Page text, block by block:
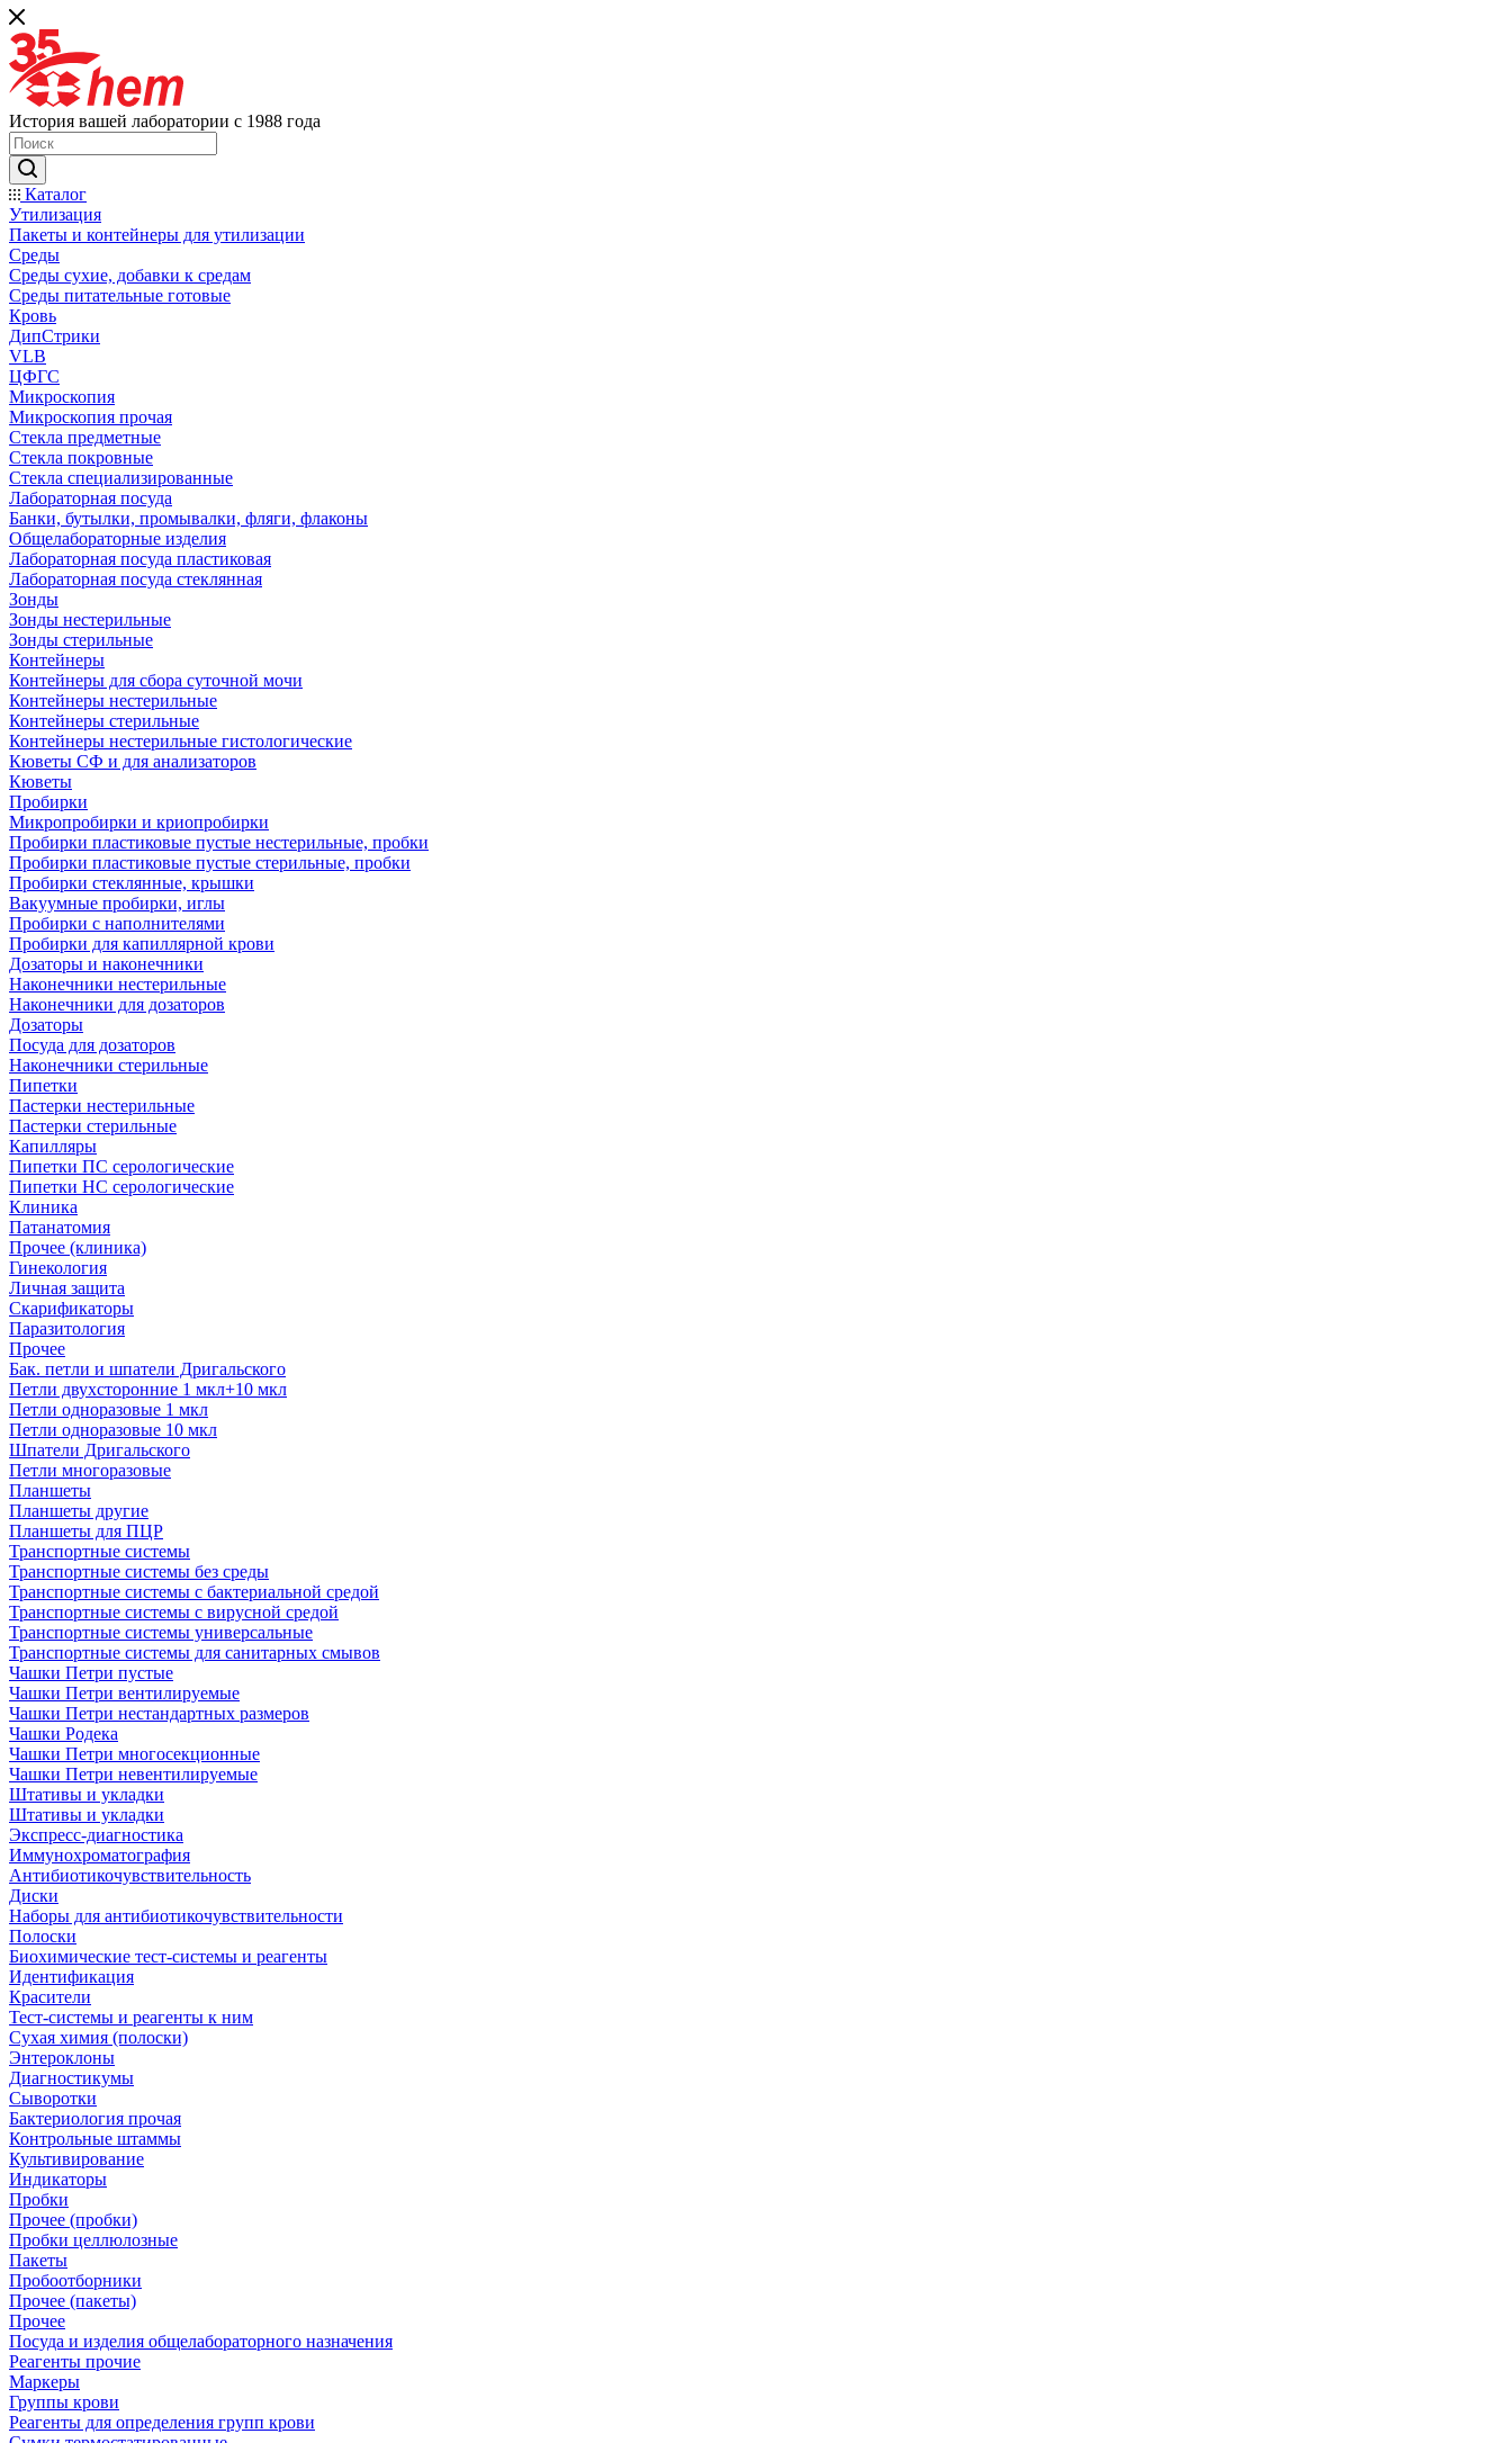
История вашей лаборатории с 1988 года
Каталог
Утилизация
Пакеты и контейнеры для утилизации
Среды
Среды сухие, добавки к средам
Среды питательные готовые
Кровь
ДипСтрики
VLB
ЦФГС
Микроскопия
Микроскопия прочая
Стекла предметные
Стекла покровные
Стекла специализированные
Лабораторная посуда
Банки, бутылки, промывалки, фляги, флаконы
Общелабораторные изделия
Лабораторная посуда пластиковая
Лабораторная посуда стеклянная
Зонды
Зонды нестерильные
Зонды стерильные
Контейнеры
Контейнеры для сбора суточной мочи
Контейнеры нестерильные
Контейнеры стерильные
Контейнеры нестерильные гистологические
Кюветы СФ и для анализаторов
Кюветы
Пробирки
Микропробирки и криопробирки
Пробирки пластиковые пустые нестерильные, пробки
Пробирки пластиковые пустые стерильные, пробки
Пробирки стеклянные, крышки
Вакуумные пробирки, иглы
Пробирки с наполнителями
Пробирки для капиллярной крови
Дозаторы и наконечники
Наконечники нестерильные
Наконечники для дозаторов
Дозаторы
Посуда для дозаторов
Наконечники стерильные
Пипетки
Пастерки нестерильные
Пастерки стерильные
Капилляры
Пипетки ПС серологические
Пипетки НС серологические
Клиника
Патанатомия
Прочее (клиника)
Гинекология
Личная защита
Скарификаторы
Паразитология
Прочее
Бак. петли и шпатели Дригальского
Петли двухсторонние 1 мкл+10 мкл
Петли одноразовые 1 мкл
Петли одноразовые 10 мкл
Шпатели Дригальского
Петли многоразовые
Планшеты
Планшеты другие
Планшеты для ПЦР
Транспортные системы
Транспортные системы без среды
Транспортные системы с бактериальной средой
Транспортные системы с вирусной средой
Транспортные системы универсальные
Транспортные системы для санитарных смывов
Чашки Петри пустые
Чашки Петри вентилируемые
Чашки Петри нестандартных размеров
Чашки Родека
Чашки Петри многосекционные
Чашки Петри невентилируемые
Штативы и укладки
Штативы и укладки
Экспресс-диагностика
Иммунохроматография
Антибиотикочувствительность
Диски
Наборы для антибиотикочувствительности
Полоски
Биохимические тест-системы и реагенты
Идентификация
Красители
Тест-системы и реагенты к ним
Сухая химия (полоски)
Энтероклоны
Диагностикумы
Сыворотки
Бактериология прочая
Контрольные штаммы
Культивирование
Индикаторы
Пробки
Прочее (пробки)
Пробки целлюлозные
Пакеты
Пробоотборники
Прочее (пакеты)
Прочее
Посуда и изделия общелабораторного назначения
Реагенты прочие
Маркеры
Группы крови
Реагенты для определения групп крови